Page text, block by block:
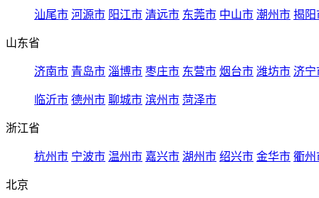
汕尾市 河源市 阳江市 清远市 东莞市 中山市 潮州市 揭阳
山东省
济南市 青岛市 淄博市 枣庄市 东营市 烟台市 潍坊市 济宁
临沂市 德州市 聊城市 滨州市 菏泽市
浙江省
杭州市 宁波市 温州市 嘉兴市 湖州市 绍兴市 金华市 衢州
北京